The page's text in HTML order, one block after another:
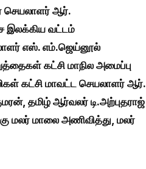
செயலாளர் ஆர்.
இலக்கிய வட்டம்
எஸ். எம்.ஜெய்னூல்
கட்சி மாநில அமைப்பு
கட்சி மாவட்ட செயலாளர் ஆர்.
தமிழ் ஆர்வலர் டி.அற்புதராஜ்
மலர் மாலை அணிவித்து, மலர்